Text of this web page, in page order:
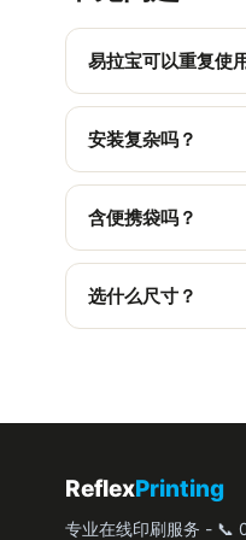
易拉宝可以重复使
可以，支架可长期
安装复杂吗？
不复杂，1 分钟内即
含便携袋吗？
含，每台均标配便携
选什么尺寸？
ReflexPrinting
专业在线印刷服务 -